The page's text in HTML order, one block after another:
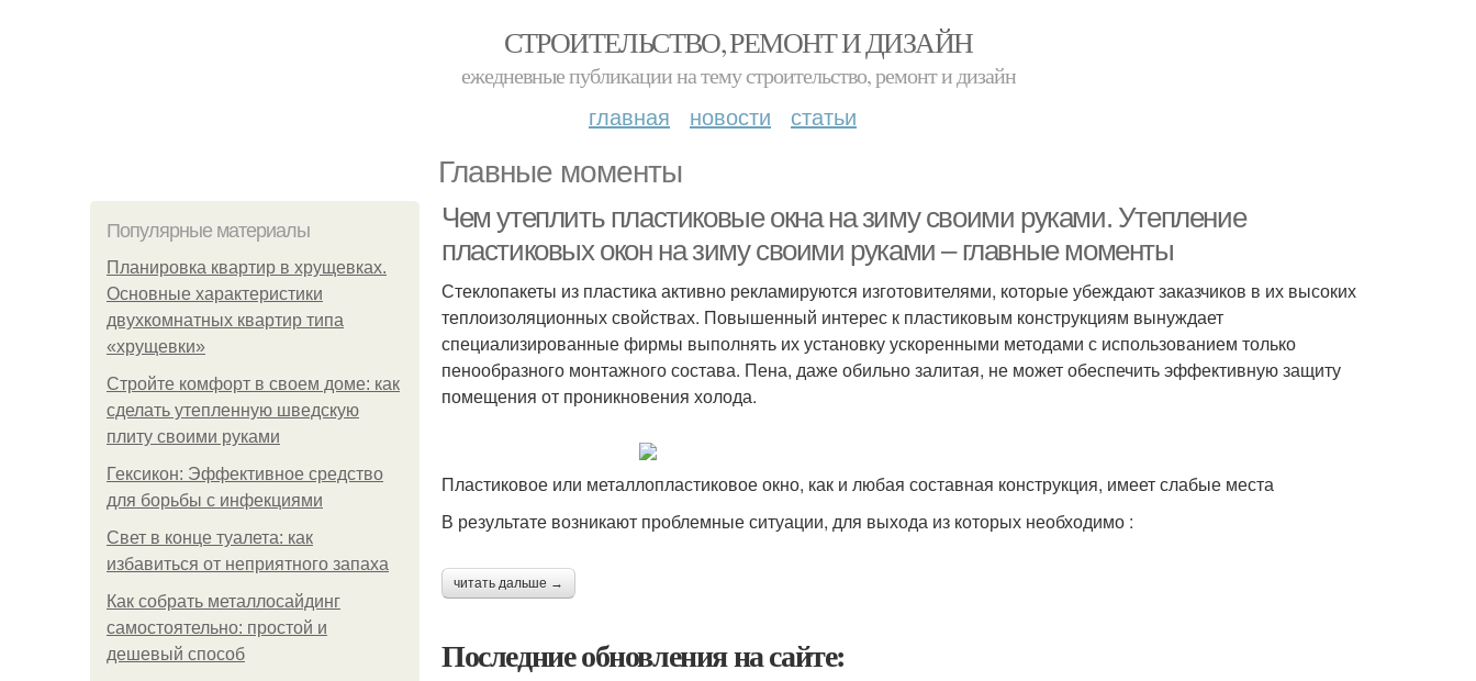
СТРОИТЕЛЬСТВО, РЕМОНТ И ДИЗАЙН
ежедневные публикации на тему строительство, ремонт и дизайн
главная новости статьи
Главные моменты
Популярные материалы
Планировка квартир в хрущевках.
Основные характеристики
двухкомнатных квартир типа
«хрущевки»
Стройте комфорт в своем доме: как
сделать утепленную шведскую
плиту своими руками
Гексикон: Эффективное средство
для борьбы с инфекциями
Свет в конце туалета: как
избавиться от неприятного запаха
Как собрать металлосайдинг
самостоятельно: простой и
дешевый способ
Чем утеплить пластиковые окна на зиму своими руками. Утепление
пластиковых окон на зиму своими руками – главные моменты
Стеклопакеты из пластика активно рекламируются изготовителями, которые убеждают заказчиков в их высоких
теплоизоляционных свойствах. Повышенный интерес к пластиковым конструкциям вынуждает
специализированные фирмы выполнять их установку ускоренными методами с использованием только
пенообразного монтажного состава. Пена, даже обильно залитая, не может обеспечить эффективную защиту
помещения от проникновения холода.
Пластиковое или металлопластиковое окно, как и любая составная конструкция, имеет слабые места
В результате возникают проблемные ситуации, для выхода из которых необходимо :
читать дальше →
Последние обновления на сайте: